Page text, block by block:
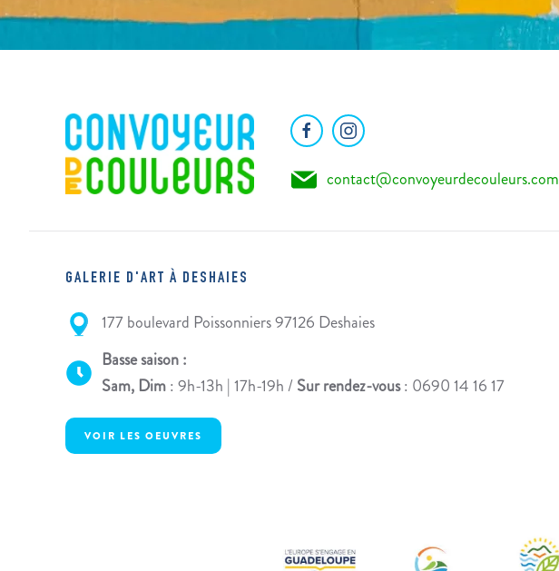
contact@convoyeurdecouleurs.com
GALERIE D'ART À DESHAIES
177 boulevard Poissonniers 97126 Deshaies
Basse saison :
Sam, Dim: 9h-13h | 17h-19h /Sur rendez-vous: 0690 14 16 17
VOIR LES OEUVRES